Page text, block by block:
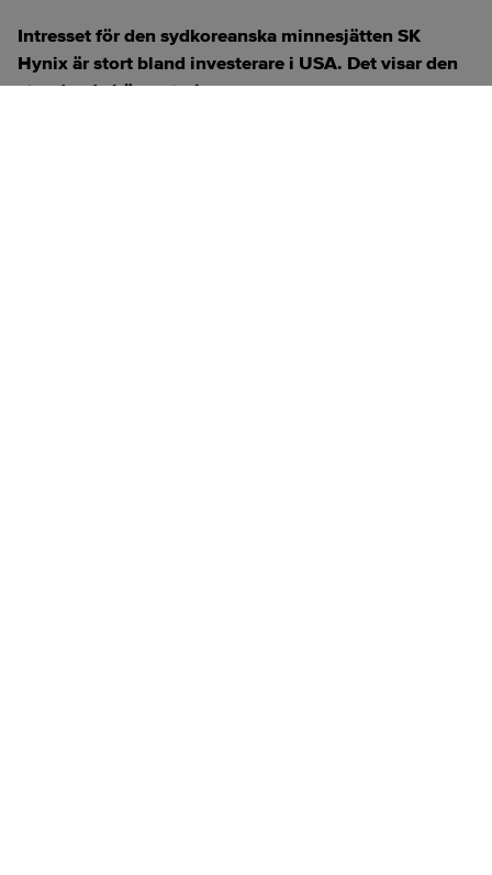
Intresset för den sydkoreanska minnesjätten SK
Hynix är stort bland investerare i USA. Det visar den
stundande börsnoteringen.